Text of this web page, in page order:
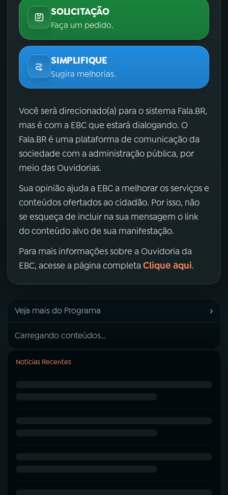
SOLICITAÇÃO
Faça um pedido.
SIMPLIFIQUE
Sugira melhorias.
Você será direcionado(a) para o sistema Fala.BR,
mas é com a EBC que estará dialogando. O
Fala.BR é uma plataforma de comunicação da
sociedade com a administração pública, por
meio das Ouvidorias.
Sua opinião ajuda a EBC a melhorar os serviços e
conteúdos ofertados ao cidadão. Por isso, não
se esqueça de incluir na sua mensagem o link
do conteúdo alvo de sua manifestação.
Para mais informações sobre a Ouvidoria da
EBC, acesse a página completa Clique aqui.
Veja mais do Programa ›
Carregando conteúdos...
Notícias Recentes